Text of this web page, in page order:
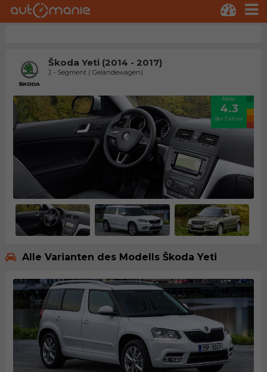
Škoda Yeti (2014 - 2017)
J - Segment ( Geländewagen)
Note
4.3
der Fahrer
Alle Varianten des Modells Škoda Yeti